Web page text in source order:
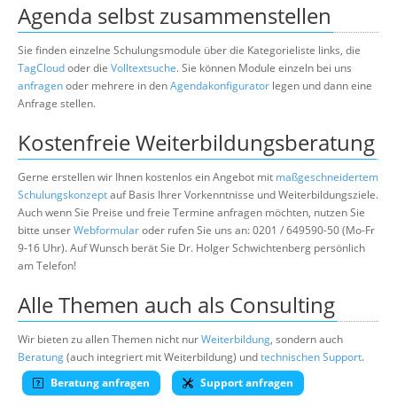
Agenda selbst zusammenstellen
Sie finden einzelne Schulungsmodule über die Kategorieliste links, die
TagCloudoder die Volltextsuche. Sie können Module einzeln bei uns
anfragenoder mehrere in denAgendakonfigurator legen und dann eine
Anfrage stellen.
Kostenfreie Weiterbildungsberatung
Gerne erstellen wir Ihnen kostenlos ein Angebot mit maßgeschneidertem
Schulungskonzeptauf Basis Ihrer Vorkenntnisse und Weiterbildungsziele.
Auch wenn Sie Preise und freie Termine anfragen möchten, nutzen Sie
bitte unserWebformularoder rufen Sie uns an: 0201 / 649590-50 (Mo-Fr
9-16 Uhr). Auf Wunsch berät Sie Dr. Holger Schwichtenberg persönlich
am Telefon!
Alle Themen auch als Consulting
Wir bieten zu allen Themen nicht nurWeiterbildung, sondern auch
Beratung(auch integriert mit Weiterbildung) undtechnischen Support.
Beratung anfragen
Support anfragen